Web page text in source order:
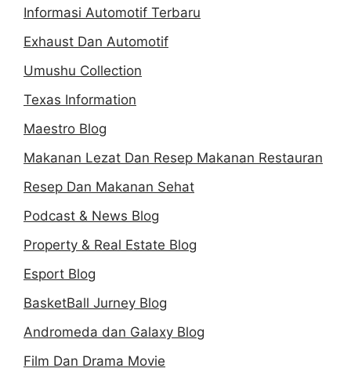
Informasi Automotif Terbaru
Exhaust Dan Automotif
Umushu Collection
Texas Information
Maestro Blog
Makanan Lezat Dan Resep Makanan Restauran
Resep Dan Makanan Sehat
Podcast & News Blog
Property & Real Estate Blog
Esport Blog
BasketBall Jurney Blog
Andromeda dan Galaxy Blog
Film Dan Drama Movie